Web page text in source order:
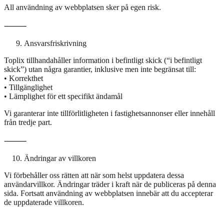
All användning av webbplatsen sker på egen risk.
⸻
Ansvarsfriskrivning
Toplix tillhandahåller information i befintligt skick (“i befintligt
skick”) utan några garantier, inklusive men inte begränsat till:
• Korrekthet
• Tillgänglighet
• Lämplighet för ett specifikt ändamål
Vi garanterar inte tillförlitligheten i fastighetsannonser eller innehåll
från tredje part.
⸻
Ändringar av villkoren
Vi förbehåller oss rätten att när som helst uppdatera dessa
användarvillkor. Ändringar träder i kraft när de publiceras på denna
sida. Fortsatt användning av webbplatsen innebär att du accepterar
de uppdaterade villkoren.